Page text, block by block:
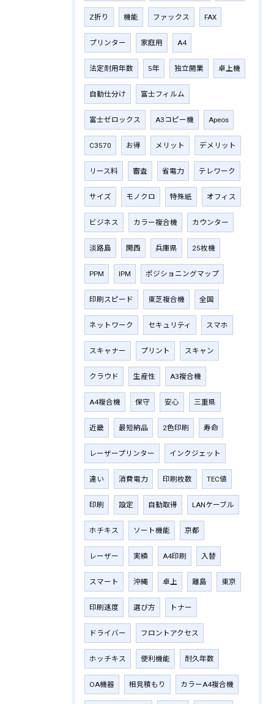
Z折り 機能 ファックス FAX
プリンター 家庭用 A4
法定耐用年数 5年 独立開業 卓上機
自動仕分け 富士フィルム
富士ゼロックス A3コピー機 Apeos
C3570 お得 メリット デメリット
リース料 審査 省電力 テレワーク
サイズ モノクロ 特殊紙 オフィス
ビジネス カラー複合機 カウンター
淡路島 関西 兵庫県 25枚機
PPM IPM ポジショニングマップ
印刷スピード 東芝複合機 全国
ネットワーク セキュリティ スマホ
スキャナー プリント スキャン
クラウド 生産性 A3複合機
A4複合機 保守 安心 三重県
近畿 最短納品 2色印刷 寿命
レーザープリンター インクジェット
違い 消費電力 印刷枚数 TEC値
印刷 設定 自動取得 LANケーブル
ホチキス ソート機能 京都
レーザー 実績 A4印刷 入替
スマート 沖縄 卓上 離島 東京
印刷速度 選び方 トナー
ドライバー フロントアクセス
ホッチキス 便利機能 耐久年数
OA機器 相見積もり カラーA4複合機